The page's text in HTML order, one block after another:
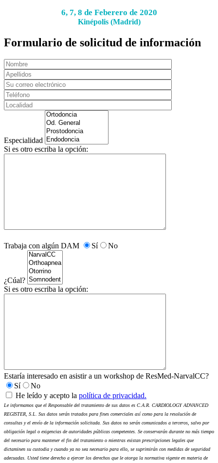
6, 7, 8 de Feberero de 2020
Kinépolis (Madrid)
Formulario de solicitud de información
Especialidad
Si es otro escriba la opción:
Trabaja con algún DAM Sí No
¿Cúal?
Si es otro escriba la opción:
Estaría interesado en asistir a un workshop de ResMed-NarvalCC?
Sí
No
He leído y acepto la política de privacidad.
Le informamos que el Responsable del tratamiento de sus datos es C.A.R. CARDIOLOGY ADVANCED
REGISTER, S.L. Sus datos serán tratados para fines comerciales así como para la resolución de
consultas y el envío de la información solicitada. Sus datos no serán comunicados a terceros, salvo por
obligación legal o exigencias de autoridades públicas competentes. Se conservarán durante no más tiempo
del necesario para mantener el fin del tratamiento o mientras existan prescripciones legales que
dictaminen su custodia y cuando ya no sea necesario para ello, se suprimirán con medidas de seguridad
adecuadas. Usted tiene derecho a ejercer los derechos que le otorga la normativa vigente en materia de